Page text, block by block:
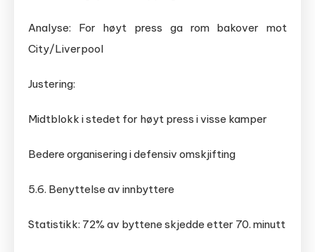
Analyse: For høyt press ga rom bakover mot
City/Liverpool
Justering:
Midtblokk i stedet for høyt press i visse kamper
Bedere organisering i defensiv omskjifting
5.6. Benyttelse av innbyttere
Statistikk: 72% av byttene skjedde etter 70. minutt